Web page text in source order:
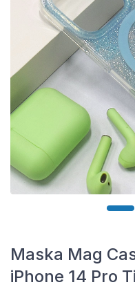
Maska Mag
iPhone 14 Pro